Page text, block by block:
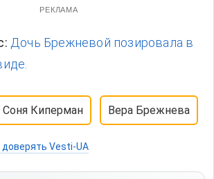
РЕКЛАМА
Дочь Брежневой позировала в
Соня Киперман Вера Брежнева
Vesti-UA